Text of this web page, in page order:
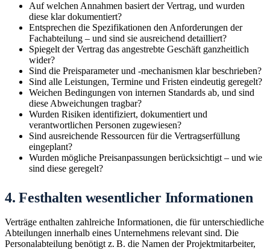
Auf welchen Annahmen basiert der Vertrag, und wurden
diese klar dokumentiert?
Entsprechen die Spezifikationen den Anforderungen der
Fachabteilung – und sind sie ausreichend detailliert?
Spiegelt der Vertrag das angestrebte Geschäft ganzheitlich
wider?
Sind die Preisparameter und -mechanismen klar beschrieben?
Sind alle Leistungen, Termine und Fristen eindeutig geregelt?
Weichen Bedingungen von internen Standards ab, und sind
diese Abweichungen tragbar?
Wurden Risiken identifiziert, dokumentiert und
verantwortlichen Personen zugewiesen?
Sind ausreichende Ressourcen für die Vertragserfüllung
eingeplant?
Wurden mögliche Preisanpassungen berücksichtigt – und wie
sind diese geregelt?
4. Festhalten wesentlicher Informationen
Verträge enthalten zahlreiche Informationen, die für unterschiedliche
Abteilungen innerhalb eines Unternehmens relevant sind. Die
Personalabteilung benötigt z. B. die Namen der Projektmitarbeiter,